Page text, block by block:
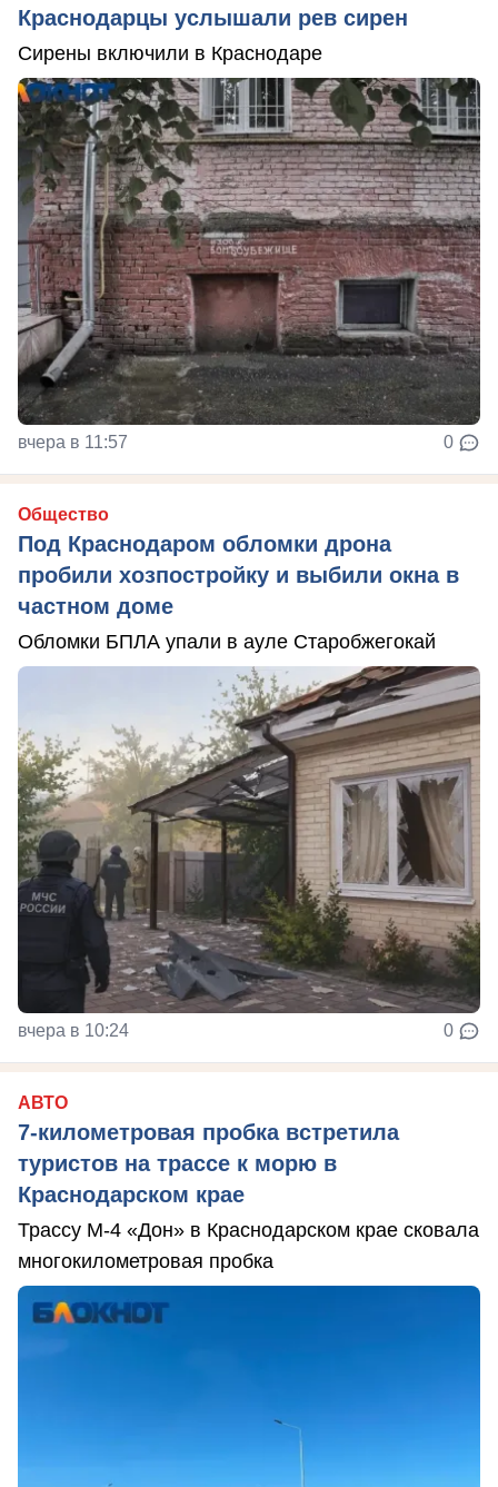
Краснодарцы услышали рев сирен
Сирены включили в Краснодаре
вчера в 11:57 0
Общество
Под Краснодаром обломки дрона
пробили хозпостройку и выбили окна в
частном доме
Обломки БПЛА упали в ауле Старобжегокай
вчера в 10:24 0
АВТО
7-километровая пробка встретила
туристов на трассе к морю в
Краснодарском крае
Трассу М-4 «Дон» в Краснодарском крае сковала
многокилометровая пробка